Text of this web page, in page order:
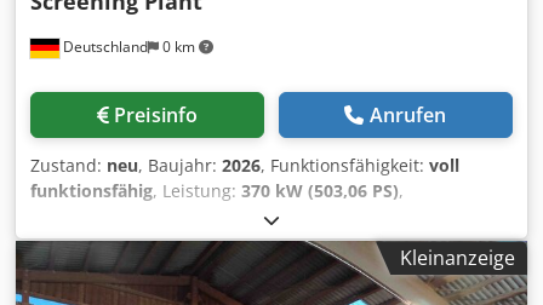
Deutschland 0 km
Preisinfo Anrufen
Zustand: neu, Baujahr: 2026, Funktionsfähigkeit: voll
funktionsfähig, Leistung: 370 kW (503,06 PS),
Sonstige
Hydraulik, Kabine, Die CONSTMACH JCV-1 mobile
Brechanlage ist eine dreiachsige, mobile Anlage, die
speziell für professionelle Brech- und Siebanlagen mit
Kleinanzeige